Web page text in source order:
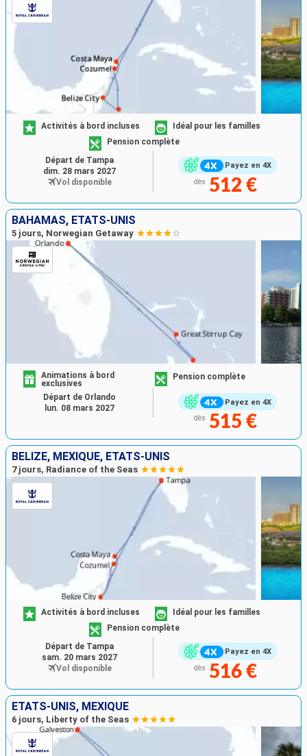
Payez en 4X
Activités à bord incluses
Idéal pour les familles
Pension complète
dès 512 €
Départ de Tampa
dim. 28 mars 2027
Vol disponible
BAHAMAS, ÉTATS-UNIS
5 jours, Norwegian Getaway
Payez en 4X
Animations à bord
exclusives
Pension complète
dès 515 €
Départ de Orlando
lun. 08 mars 2027
BELIZE, MEXIQUE, ÉTATS-UNIS
7 jours, Radiance of the Seas
Payez en 4X
Activités à bord incluses
Idéal pour les familles
Pension complète
dès 516 €
Départ de Tampa
sam. 20 mars 2027
Vol disponible
ÉTATS-UNIS, MEXIQUE
6 jours, Liberty of the Seas